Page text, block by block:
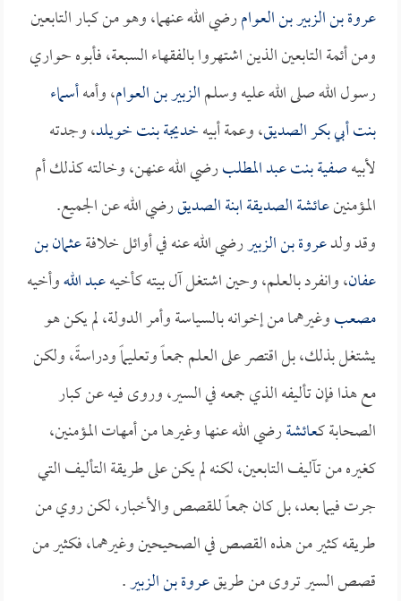
عروة بن الزبير بن العوامرضي الله عنهما، وهو من كبار التابعين
ومن أئمة التابعين الذين اشتهروا بالفقهاء السبعة، فأبوه حواري
رسول الله صلى الله عليه وسلمالزبير بن العوام، وأمهأسماء
بنت أبي بكر الصديق، وعمة أبيهخديجة بنت خويلد، وجدته
لأبيهصفية بنت عبد المطلبرضي الله عنهن، وخالته كذلك أم
المؤمنينعائشة الصديقة ابنة الصديقرضي الله عن الجميع.
وقد ولدعروة بن الزبيررضي الله عنه في أوائل خلافةعثمان بن
عفان، وانفرد بالعلم، وحين اشتغل آل بيته كأخيهعبد اللهوأخيه
مصعبوغيرهما من إخوانه بالسياسة وأمر الدولة، لم يكن هو
يشتغل بذلك، بل اقتصر على العلم جمعاً وتعليماً ودراسةً، ولكن
مع هذا فإن تأليفه الذي جمعه في السير، وروى فيه عن كبار
الصحابة كعائشةرضي الله عنها وغيرها من أمهات المؤمنين،
كغيره من تآليف التابعين، لكنه لم يكن على طريقة التأليف التي
جرت فيما بعد، بل كان جمعاً للقصص والأخبار، لكن روي من
طريقه كثير من هذه القصص في الصحيحين وغيرهما، فكثير من
قصص السير تروى من طريقعروة بن الزبير.